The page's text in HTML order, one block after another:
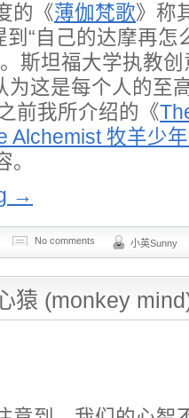
的《薄伽梵歌》称
到“自己的达摩再怎
斯坦福大学执教
为这是每个人的至
前我所介绍的《
Alchemist 牧羊少
→
No comments 小英Sunny
猿 (monkey